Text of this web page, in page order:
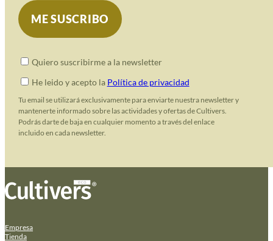
Quiero suscribirme a la newsletter
He leido y acepto la Política de privacidad
Tu email se utilizará exclusivamente para enviarte nuestra newsletter y
mantenerte informado sobre las actividades y ofertas de Cultivers.
Podrás darte de baja en cualquier momento a través del enlace
incluido en cada newsletter.
Empresa
Tienda